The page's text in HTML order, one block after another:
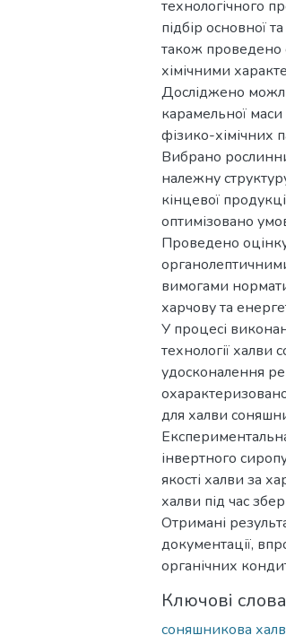
технологічного
підбір основної
також проведено
хімічними
Досліджено
карамельної
фізико-хімічних
Вибрано
належну
кінцевої
оптимізовано
Проведено оцінку
вимогами
харчову та
У процесі
технології халви
удосконалення
для халви
інвертного
якості халви за
халви під час
Отримані
документації,
органічних
Ключові слова
соняшникова